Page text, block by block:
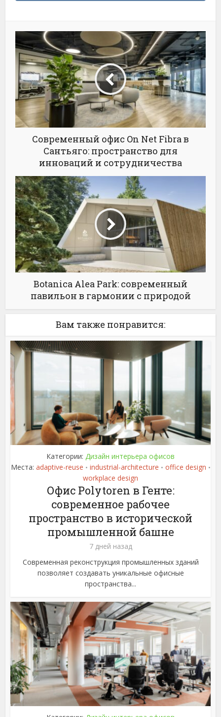
Современный офис On Net Fibra в
Сантьяго: пространство для
инноваций и сотрудничества
Botanica Alea Park: современный
павильон в гармонии с природой
Вам также понравится:
Категории: Дизайн интерьера офисов
Места: adaptive-reuse • industrial-architecture • office design •
workplace design
Офис Polytoren в Генте:
современное рабочее
пространство в исторической
промышленной башне
7 дней назад
Современная реконструкция промышленных зданий
позволяет создавать уникальные офисные
пространства...